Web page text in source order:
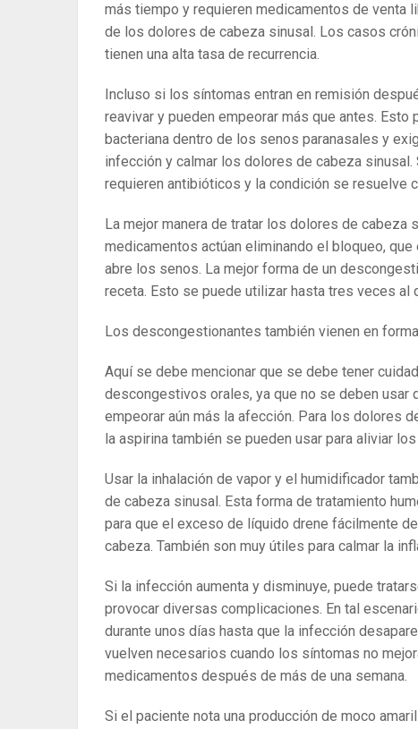
más tiempo y requieren medicamentos de venta
de los dolores de cabeza sinusal. Los casos
tienen una alta tasa de recurrencia.
Incluso si los síntomas entran en remisión
reavivar y pueden empeorar más que antes.
bacteriana dentro de los senos paranasales y
infección y calmar los dolores de cabeza
requieren antibióticos y la condición se resuelve
La mejor manera de tratar los dolores de
medicamentos actúan eliminando el bloqueo,
abre los senos. La mejor forma de un
receta. Esto se puede utilizar hasta tres veces al
Los descongestionantes también vienen en
Aquí se debe mencionar que se debe tener
descongestivos orales, ya que no se deben usar
empeorar aún más la afección. Para los dolores
la aspirina también se pueden usar para aliviar
Usar la inhalación de vapor y el humidificador
de cabeza sinusal. Esta forma de tratamiento
para que el exceso de líquido drene fácilmente
cabeza. También son muy útiles para calmar la
Si la infección aumenta y disminuye, puede
provocar diversas complicaciones. En tal
durante unos días hasta que la infección
vuelven necesarios cuando los síntomas no
medicamentos después de más de una semana.
Si el paciente nota una producción de moco